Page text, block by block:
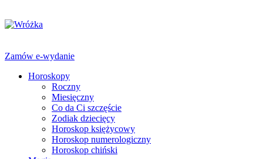
Zamów e-wydanie
Horoskopy
Roczny
Miesięczny
Co da Ci szczęście
Zodiak dziecięcy
Horoskop księżycowy
Horoskop numerologiczny
Horoskop chiński